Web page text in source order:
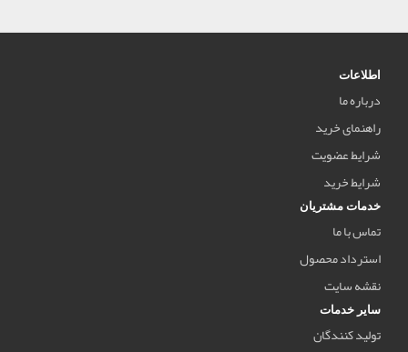
اطلاعات
درباره ما
راهنمای خرید
شرایط عضویت
شرایط خرید
خدمات مشتریان
تماس با ما
استرداد محصول
نقشه سایت
سایر خدمات
تولید کنندگان